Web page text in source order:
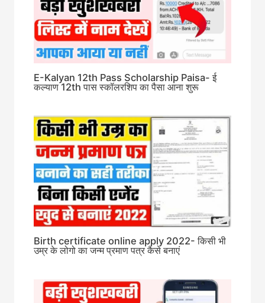
E-Kalyan 12th Pass Scholarship Paisa- ई
कल्याण 12th पास स्कॉलरशिप का पैसा आना शुरू
Birth certificate online apply 2022- किसी भी
उम्र के लोगो का जन्म प्रमाण पत्र कैसे बनाएं